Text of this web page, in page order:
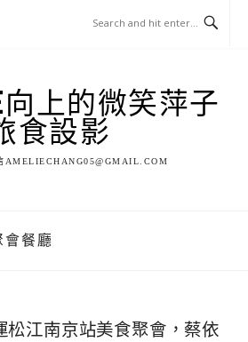
向上的微笑萍子
食設影
AMELIECHANG05@GMAIL.COM
餐廳
松江南京站美食聚會，蔡依